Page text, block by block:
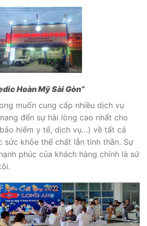
Hoàn Mỹ Sài Gòn”
muốn cung cấp nhiều dịch vụ
đến sự hài lòng cao nhất cho
hiểm y tế, dịch vụ…) về tất cả
sức khỏe thể chất lẫn tinh thần. Sự
phúc của khách hàng chính là sứ